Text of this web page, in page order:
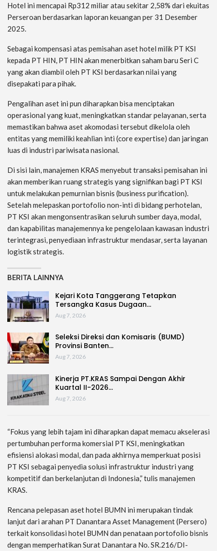
Hotel ini mencapai Rp312 miliar atau sekitar 2,58% dari ekuitas
Perseroan berdasarkan laporan keuangan per 31 Desember
2025.
Sebagai kompensasi atas pemisahan aset hotel milik PT KSI
kepada PT HIN, PT HIN akan menerbitkan saham baru Seri C
yang akan diambil oleh PT KSI berdasarkan nilai yang
disepakati para pihak.
Pengalihan aset ini pun diharapkan bisa menciptakan
operasional yang kuat, meningkatkan standar pelayanan, serta
memastikan bahwa aset akomodasi tersebut dikelola oleh
entitas yang memiliki keahlian inti (core expertise) dan jaringan
luas di industri pariwisata nasional.
Di sisi lain, manajemen KRAS menyebut transaksi pemisahan ini
akan memberikan ruang strategis yang signifikan bagi PT KSI
untuk melakukan pemurnian bisnis (business purification).
Setelah melepaskan portofolio non-inti di bidang perhotelan,
PT KSI akan mengonsentrasikan seluruh sumber daya, modal,
dan kapabilitas manajemennya ke pengelolaan kawasan industri
terintegrasi, penyediaan infrastruktur mendasar, serta layanan
logistik strategis.
BERITA LAINNYA
Kejari Kota Tanggerang Tetapkan
Tersangka Kasus Dugaan…
Aug 7, 2026
Seleksi Direksi dan Komisaris (BUMD)
Provinsi Banten…
Aug 7, 2026
Kinerja PT.KRAS Sampai Dengan Akhir
Kuartal II-2026…
Aug 7, 2026
“Fokus yang lebih tajam ini diharapkan dapat memacu akselerasi
pertumbuhan performa komersial PT KSI, meningkatkan
efisiensi alokasi modal, dan pada akhirnya memperkuat posisi
PT KSI sebagai penyedia solusi infrastruktur industri yang
kompetitif dan berkelanjutan di Indonesia,” tulis manajemen
KRAS.
Rencana pelepasan aset hotel BUMN ini merupakan tindak
lanjut dari arahan PT Danantara Asset Management (Persero)
terkait konsolidasi hotel BUMN dan penataan portofolio bisnis
dengan memperhatikan Surat Danantara No. SR.216/DI-